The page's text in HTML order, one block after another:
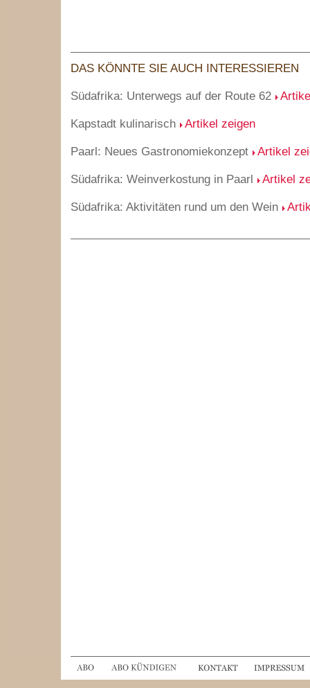
DAS KÖNNTE SIE AUCH INTERESSIEREN
Südafrika: Unterwegs auf der Route 62
Kapstadt kulinarisch Artikel zeigen
Paarl: Neues Gastronomiekonzept Artikel
Südafrika: Weinverkostung in Paarl Artikel
Südafrika: Aktivitäten rund um den Wein